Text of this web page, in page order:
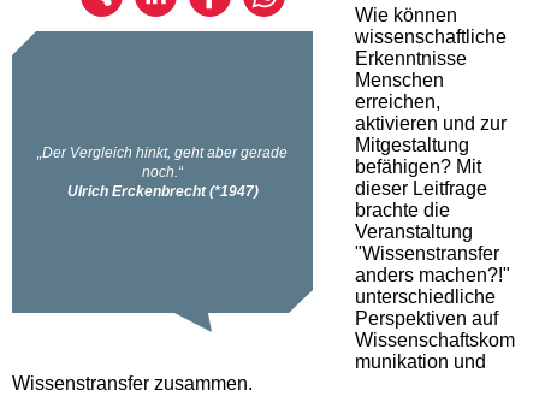
Wie können
wissenschaftliche
Erkenntnisse
Menschen
erreichen,
aktivieren und zur
Mitgestaltung
befähigen? Mit
dieser Leitfrage
brachte die
Veranstaltung
"Wissenstransfer
anders machen?!"
unterschiedliche
Perspektiven auf
Wissenschaftskom
munikation und
Wissenstransfer zusammen.